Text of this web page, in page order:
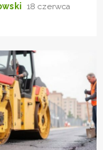
18 czerwca